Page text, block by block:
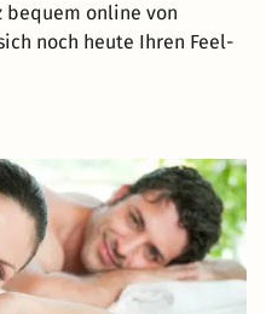
bequem online von
noch heute Ihren Feel-